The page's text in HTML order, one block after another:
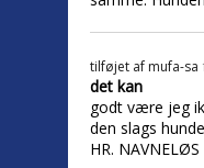
tilføjet af mufa-sa
det kan
godt være jeg
den slags
HR. NAVNELØS